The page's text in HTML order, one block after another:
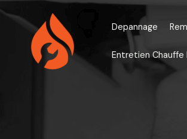
Aller
contenu
Depannage
Entretien Chauffe